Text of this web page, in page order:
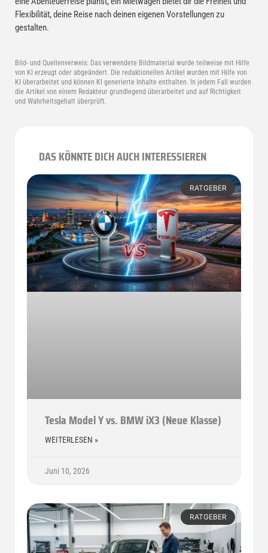
Flexibilität, deine Reise nach deinen eigenen Vorstellungen zu
gestalten.
Bild- und Quellenverweis: Das verwendete Bildmaterial wurde teilweise mit Hilfe
von KI erzeugt oder abgeändert. Die redaktionellen Artikel wurden mit Hilfe von
KI überarbeitet und können KI generierte Inhalte enthalten. In jedem Fall wurden
die Artikel von einem Redakteur grundlegend überarbeitet und auf Richtigkeit
und Wahrheitsgehalt überprüft.
DAS KÖNNTE DICH AUCH INTERESSIEREN
RATGEBER
Tesla Model Y vs. BMW iX3 (Neue Klasse)
WEITERLESEN »
Juni 10, 2026
RATGEBER